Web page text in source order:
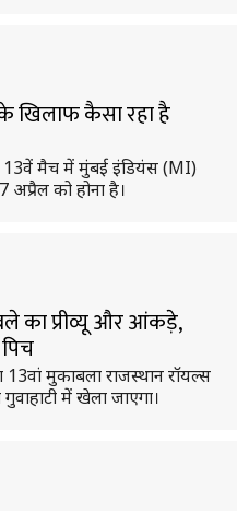
खिलाफ कैसा रहा है
13वें मैच में मुंबई इंडियंस (MI)
अप्रैल को होना है।
का प्रीव्यू और आंकड़े,
मुकाबला राजस्थान रॉयल्स
में खेला जाएगा।